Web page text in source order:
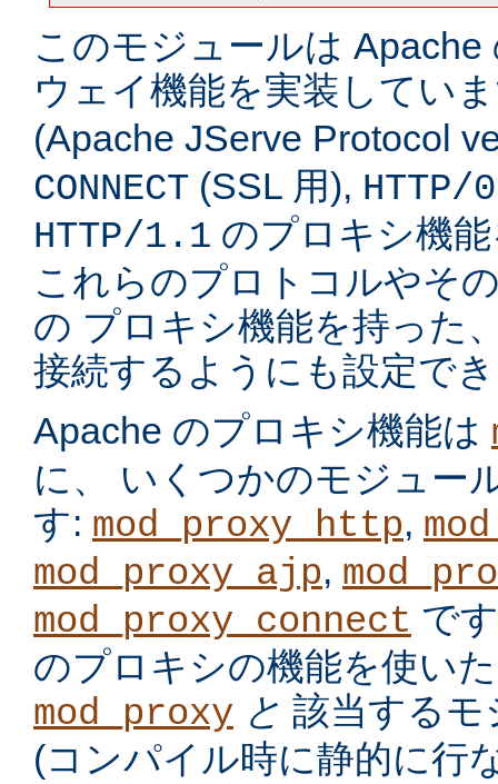
このモジュールは
ウェイ機能を実装してい
(Apache JServe Protocol
CONNECT (SSL 用), HTTP/
HTTP/1.1 のプロキシ機
これらのプロトコルやそ
の プロキシ機能を持った
接続するようにも設定で
Apache のプロキシ機能は
に、 いくつかのモジュー
す: mod_proxy_http,
mod_proxy_ajp,
mod_proxy_connect で
のプロキシの機能を使い
mod_proxy と 該当するモ
(コンパイル時に静的に行